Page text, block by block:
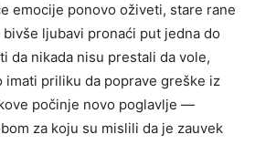
emocije ponovo oživeti, stare rane
ljubavi pronaći put jedna do
da nikada nisu prestali da vole,
imati priliku da poprave greške iz
počinje novo poglavlje —
za koju su mislili da je zauvek